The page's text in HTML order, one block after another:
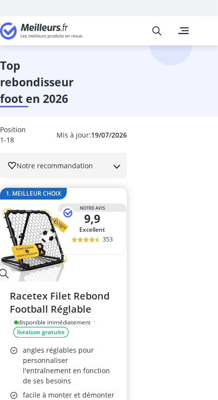
Sports et
aérateur de
Meilleurs
top
rebondisseur
foot en 2026
Mis à jour:19/07/2026
Position
1-18
Notre recommandation
1. MEILLEUR CHOIX
NOTRE AVIS
9,9
Excellent
353
Racetex Filet Rebond
Football Réglable
disponible immédiatement
livraison gratuite
angles réglables pour
personnaliser
l'entraînement en fonction
de ses besoins
facile à monter et démonter